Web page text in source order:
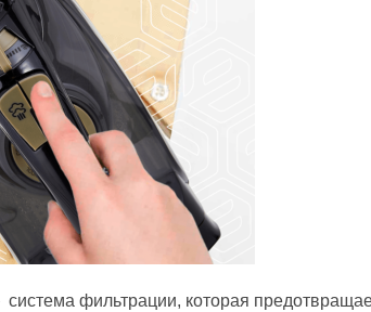
фильтрации, которая